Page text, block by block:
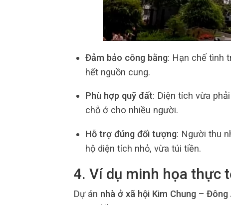
Đảm bảo công bằng: Hạn chế tình
hết nguồn cung.
Phù hợp quỹ đất: Diện tích vừa
chỗ ở cho nhiều người.
Hỗ trợ đúng đối tượng: Người thu
hộ diện tích nhỏ, vừa túi tiền.
4. Ví dụ minh họa thực
Dự án nhà ở xã hội Kim Chung – Đông